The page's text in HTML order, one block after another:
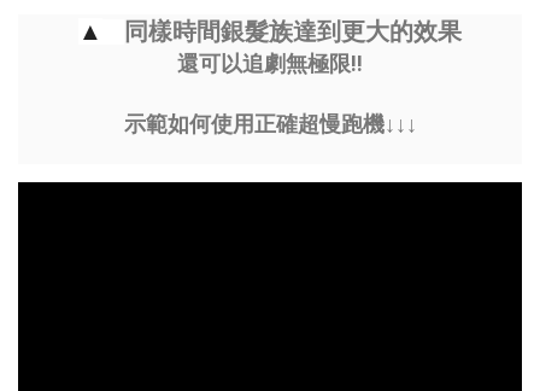
▲ 同樣時間銀髮族達到更大的效果
還可以追劇無極限!!
示範如何使用正確超慢跑機↓↓↓